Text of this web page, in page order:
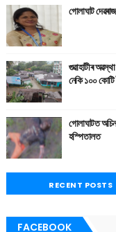
গোলাঘাট
গুৱাহাটীৰ
নেকি ১০০
গোলাঘাটত
হস্পিতালত
RECENT POSTS
FACEBOOK